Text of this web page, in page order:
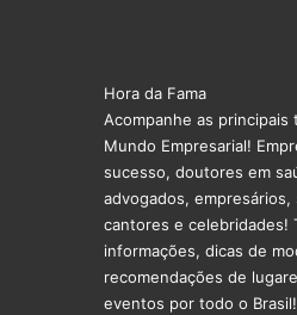
Hora da Fama
Acompanhe as principais
Mundo Empresarial!
sucesso, doutores em
advogados,
cantores e celebridades!
informações, dicas de
recomendações de
eventos por todo o Brasil!